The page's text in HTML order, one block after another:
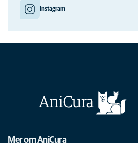
Instagram
Mer om AniCura